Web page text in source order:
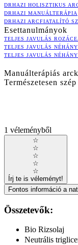
DRHAZI HOLISZTIKUS
DRHAZI MANUÁLTERÁPIA
DRHAZI ARCFIATALÍTÓ
Esettanulmányok
TELJES JAVULÁS
TELJES JAVULÁS
TELJES JAVULÁS
Manuálterápiás
Természetesen
1 véleményből
☆
☆
☆
☆
☆
Írj te is véleményt!
Fontos információ a
Összetevők:
Bio Rizsolaj
Neutrális